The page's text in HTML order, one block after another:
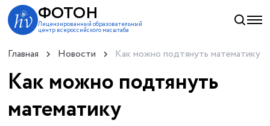
ФОТОН
Лицензированный образовательный
центр всероссийского масштаба
Главная Новости Как можно подтянуть математику
Как можно подтянуть
математику